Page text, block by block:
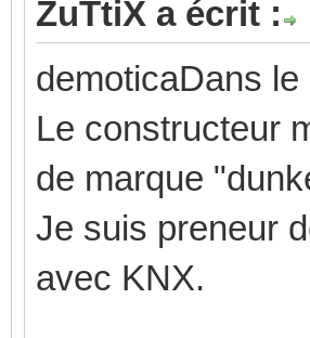
ZuTtiX a écrit :
demoticaDans
Le constructeur
de marque
Je suis preneur
avec KNX.